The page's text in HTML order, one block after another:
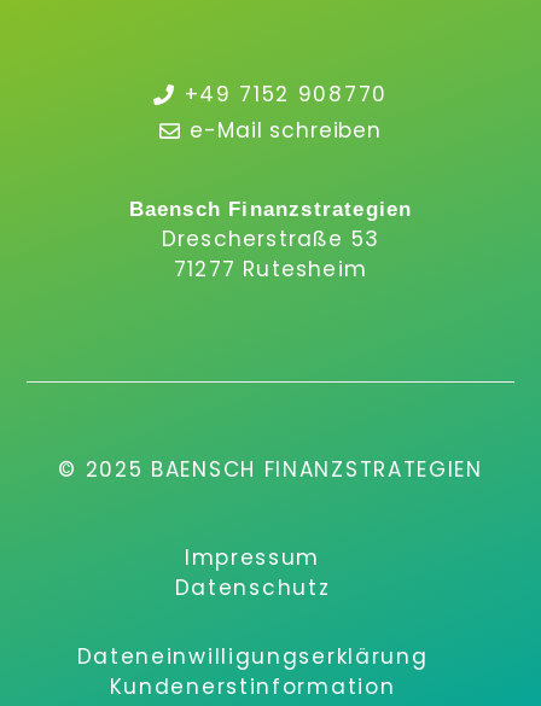
+49 7152 908770
e-Mail schreiben
Baensch Finanzstrategien
Drescherstraße 53
71277 Rutesheim
© 2025 BAENSCH FINANZSTRATEGIEN
Impressum
Datenschutz
Dateneinwilligungserklärung
Kundenerstinformation